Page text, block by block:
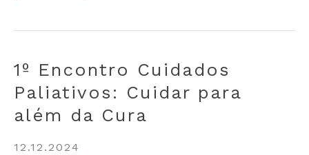
1º Encontro Cuidados
Paliativos: Cuidar para
além da Cura
12.12.2024